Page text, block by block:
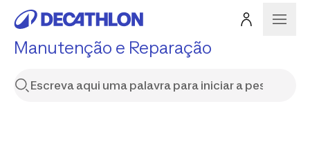
Manutenção e Reparação